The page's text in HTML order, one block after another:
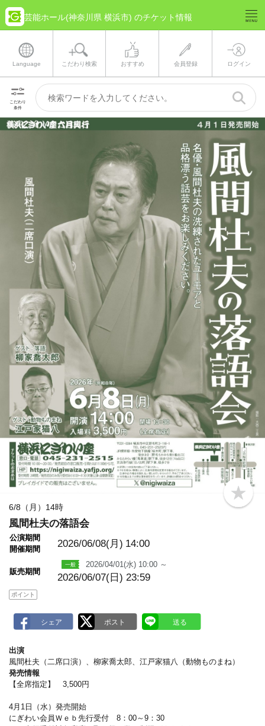
芸能ホール(神奈川県 横浜市) のチケット情報
Language こだわり検索 おすすめ 会員登録 ログイン
こだわり
条件
b
o
6/8（月）14時
風間杜夫の落語会
公演期間
開催期間
2026/06/08(月) 14:00
販売期間
2026/04/01(水) 10:00 ～
2026/06/07(日) 23:59
ポイント
出演
風間杜夫（二席口演）、柳家喬太郎、江戸家猫八（動物ものまね）
発売情報
【全席指定】 3,500円
4月1日（水）発売開始
にぎわい会員Ｗｅｂ先行受付 8：00～9：30